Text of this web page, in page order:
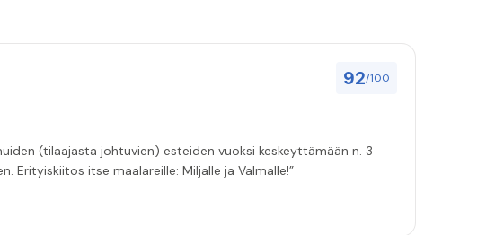
92/100
(tilaajasta johtuvien) esteiden vuoksi keskeyttämään n. 3
Erityiskiitos itse maalareille: Miljalle ja Valmalle!”